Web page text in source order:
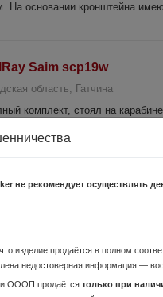
На основании кронштейна
Saim scp19w
область, Гатчина
комплект, стоял на
область, Сланцы
от 3-14, штатный ИК
не рекомендует осуществлять
изделие продаётся в полном
недостоверная информация —
ОООП продаётся только при